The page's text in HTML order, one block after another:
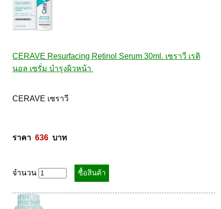
CERAVE Resurfacing Retinol Serum 30ml. เซราวี เรติ
นอล เซรั่ม บำรุงผิวหน้า
CERAVE เซราวี
ราคา 636
  บาท
จำนวน